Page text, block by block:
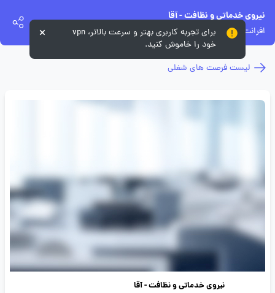
نیروی خدماتی و نظافت - آقا
افرانت
لیست فرصت های شغلی
نیروی خدماتی و نظافت - آقا
برای تجربه کاربری بهتر و سرعت بالاتر، vpn
خود را خاموش کنید.